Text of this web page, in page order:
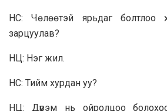
НС: Чөлөөтэй ярьдаг болтлоо
зарцуулав?
НЦ: Нэг жил.
НС: Тийм хурдан уу?
НЦ: Дүрэм нь ойролцоо